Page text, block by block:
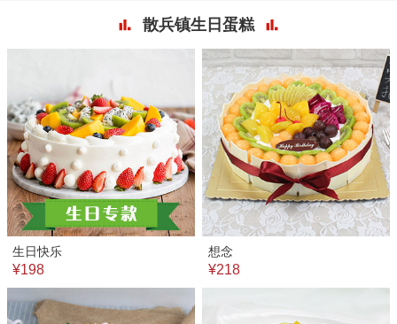
散兵镇生日蛋糕
生日快乐
¥198
想念
¥218